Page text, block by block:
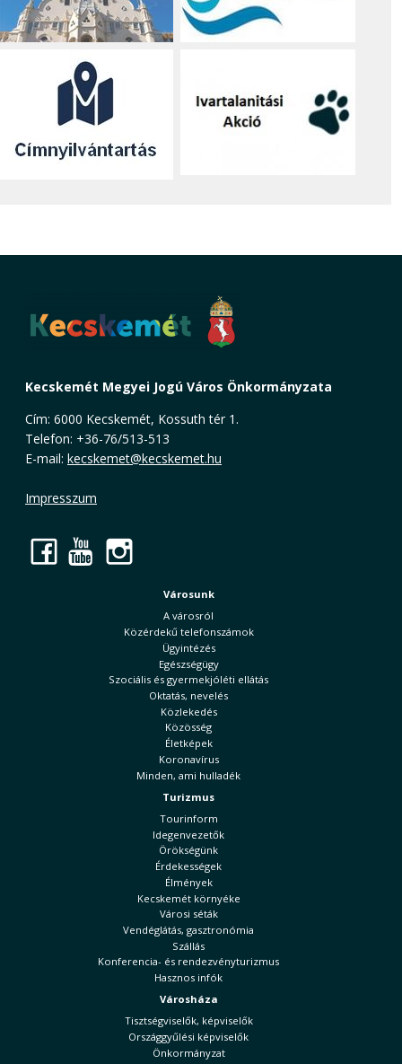
Kecskemét Megyei Jogú Város Önkormányzata
Cím: 6000 Kecskemét, Kossuth tér 1.
Telefon: +36-76/513-513
E-mail: kecskemet@kecskemet.hu
Impresszum
Facebook
YouTube
Városunk
A városról
Közérdekű telefonszámok
Ügyintézés
Egészségügy
Szociális és gyermekjóléti ellátás
Oktatás, nevelés
Közlekedés
Közösség
Életképek
Koronavírus
Minden, ami hulladék
Turizmus
Tourinform
Idegenvezetők
Örökségünk
Érdekességek
Élmények
Kecskemét környéke
Városi séták
Vendéglátás, gasztronómia
Szállás
Konferencia- és rendezvényturizmus
Hasznos infók
Városháza
Tisztségviselők, képviselők
Országgyűlési képviselők
Önkormányzat